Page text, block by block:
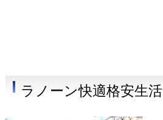
ラノーン快適格安生活